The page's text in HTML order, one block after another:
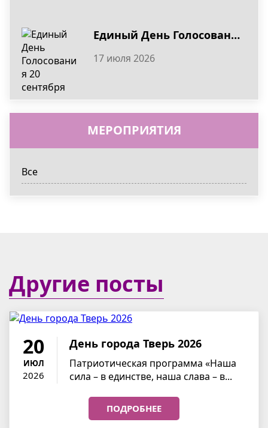
Единый День Голосования 20 сентября
17 июля 2026
МЕРОПРИЯТИЯ
Все
Другие посты
20
ИЮЛ
2026
День города Тверь 2026
Патриотическая программа «Наша
сила – в единстве, наша слава – в...
ПОДРОБНЕЕ